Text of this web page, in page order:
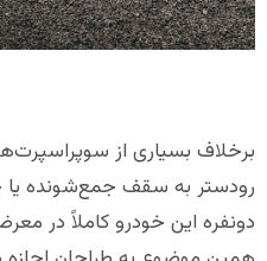
برخلاف بسیاری از
رودستر به سقف جمع‌شونده
دونفره این خودرو کاملاً در